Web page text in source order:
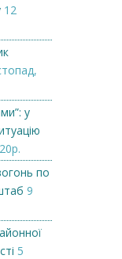
12
у
по
9
5